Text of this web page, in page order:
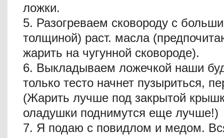
ложки.
5. Разогреваем сковороду с
толщиной) раст. масла
жарить на чугунной сковороде).
6. Выкладываем ложечкой наши
только тесто начнет пузыриться,
(Жарить лучше под закрытой
оладушки поднимутся еще лучше!)
7. Я подаю с повидлом и медом.